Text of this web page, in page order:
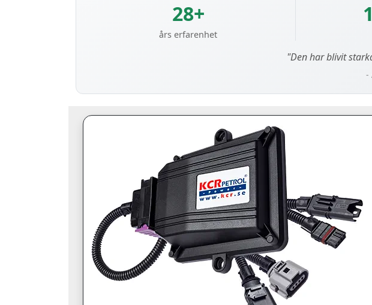
28+
års erfarenhet
"Den har blivit
-